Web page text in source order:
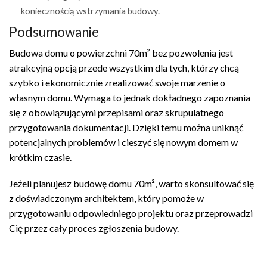
koniecznością wstrzymania budowy.
Podsumowanie
Budowa domu o powierzchni 70m² bez pozwolenia jest
atrakcyjną opcją przede wszystkim dla tych, którzy chcą
szybko i ekonomicznie zrealizować swoje marzenie o
własnym domu. Wymaga to jednak dokładnego zapoznania
się z obowiązującymi przepisami oraz skrupulatnego
przygotowania dokumentacji. Dzięki temu można uniknąć
potencjalnych problemów i cieszyć się nowym domem w
krótkim czasie.
Jeżeli planujesz budowę domu 70m², warto skonsultować się
z doświadczonym architektem, który pomoże w
przygotowaniu odpowiedniego projektu oraz przeprowadzi
Cię przez cały proces zgłoszenia budowy.